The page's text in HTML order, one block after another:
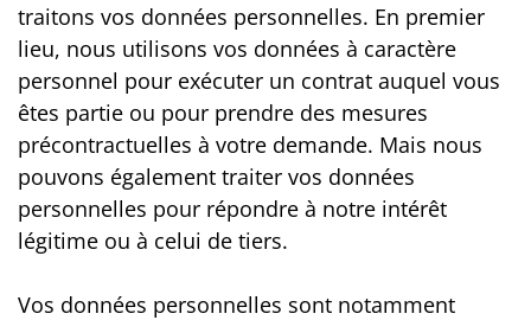
traitons vos données personnelles. En premier
lieu, nous utilisons vos données à caractère
personnel pour exécuter un contrat auquel vous
êtes partie ou pour prendre des mesures
précontractuelles à votre demande. Mais nous
pouvons également traiter vos données
personnelles pour répondre à notre intérêt
légitime ou à celui de tiers.
Vos données personnelles sont notamment